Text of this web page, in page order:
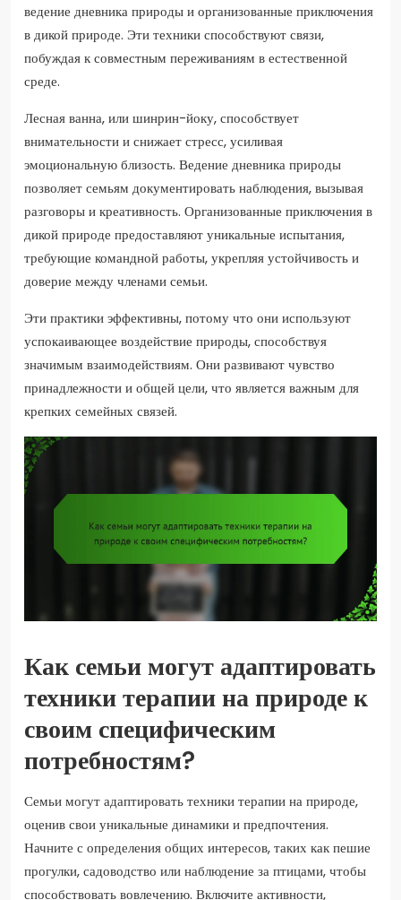
ведение дневника природы и организованные приключения
в дикой природе. Эти техники способствуют связи,
побуждая к совместным переживаниям в естественной
среде.
Лесная ванна, или шинрин-йоку, способствует
внимательности и снижает стресс, усиливая
эмоциональную близость. Ведение дневника природы
позволяет семьям документировать наблюдения, вызывая
разговоры и креативность. Организованные приключения в
дикой природе предоставляют уникальные испытания,
требующие командной работы, укрепляя устойчивость и
доверие между членами семьи.
Эти практики эффективны, потому что они используют
успокаивающее воздействие природы, способствуя
значимым взаимодействиям. Они развивают чувство
принадлежности и общей цели, что является важным для
крепких семейных связей.
Как семьи могут адаптировать
техники терапии на природе к
своим специфическим
потребностям?
Семьи могут адаптировать техники терапии на природе,
оценив свои уникальные динамики и предпочтения.
Начните с определения общих интересов, таких как пешие
прогулки, садоводство или наблюдение за птицами, чтобы
способствовать вовлечению. Включите активности,